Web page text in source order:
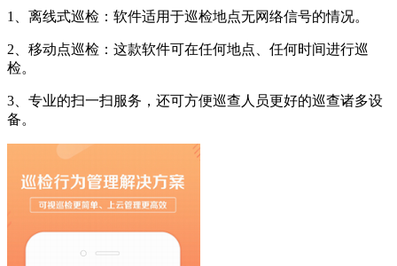
1、离线式巡检：软件适用于巡检地点无网络信号的情况。
2、移动点巡检：这款软件可在任何地点、任何时间进行巡
检。
3、专业的扫一扫服务，还可方便巡查人员更好的巡查诸多设
备。